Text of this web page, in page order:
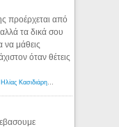
προέρχεται από
τα δικά σου
να μάθεις
όταν θέτεις